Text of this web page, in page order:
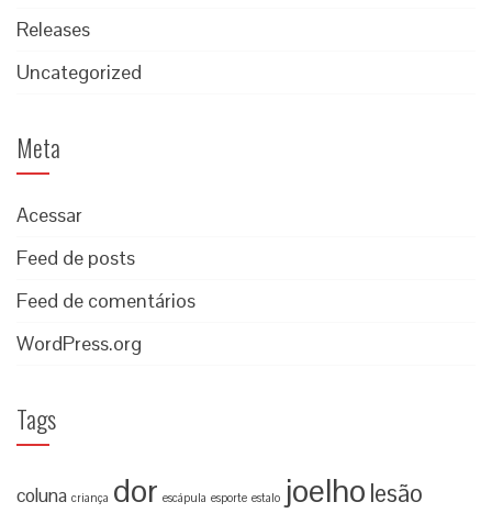
Releases
Uncategorized
Meta
Acessar
Feed de posts
Feed de comentários
WordPress.org
Tags
coluna criança dor escápula esporte estalo joelho lesão